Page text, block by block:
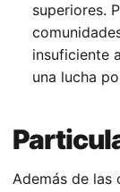
superiores.
insuficiente
una lucha
Además de las